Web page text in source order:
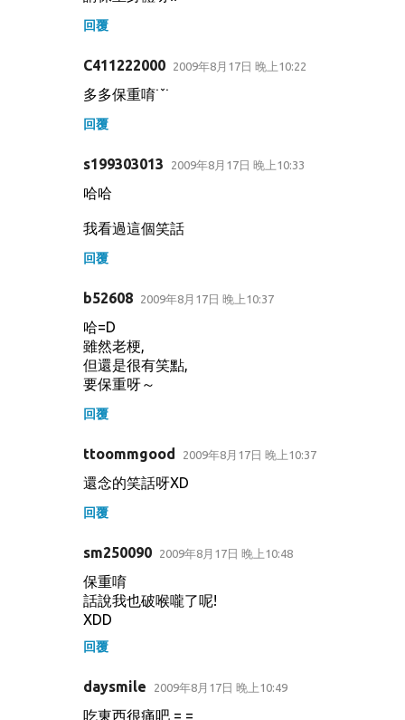
回覆
C411222000 2009年8月17日 晚上10:22
多多保重唷˙ˇ˙
回覆
s199303013 2009年8月17日 晚上10:33
哈哈
我看過這個笑話
回覆
b52608 2009年8月17日 晚上10:37
哈=D
雖然老梗,
但還是很有笑點,
要保重呀～
回覆
ttoommgood 2009年8月17日 晚上10:37
還念的笑話呀XD
回覆
sm250090 2009年8月17日 晚上10:48
保重唷
話說我也破喉嚨了呢!
XDD
回覆
daysmile 2009年8月17日 晚上10:49
吃東西很痛吧 = =